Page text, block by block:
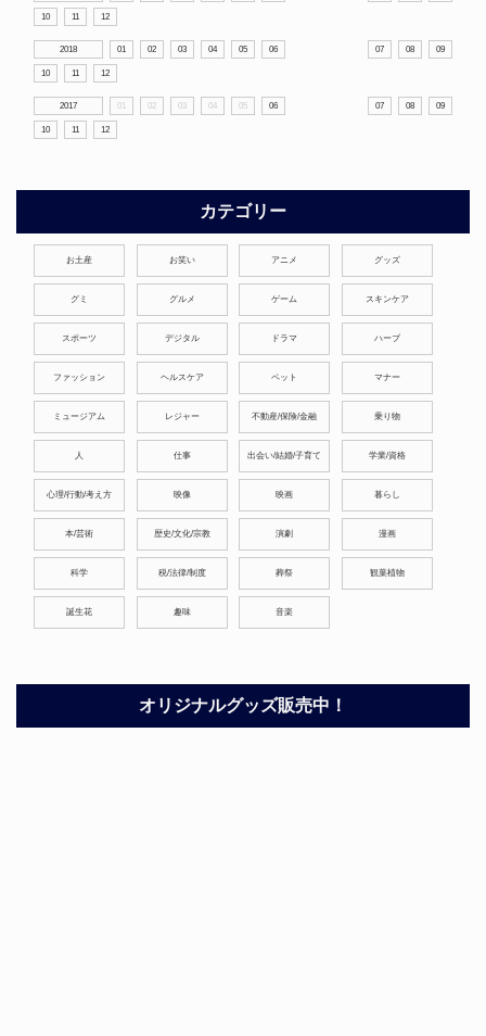
10 11 12
2018 01 02 03 04 05 06 07 08 09
10 11 12
2017 01 02 03 04 05 06 07 08 09
10 11 12
カテゴリー
お土産 お笑い アニメ グッズ
グミ グルメ ゲーム スキンケア
スポーツ デジタル ドラマ ハーブ
ファッション ヘルスケア ペット マナー
ミュージアム レジャー 不動産/保険/金融 乗り物
人 仕事 出会い/結婚/子育て 学業/資格
心理/行動/考え方 映像 映画 暮らし
本/芸術 歴史/文化/宗教 演劇 漫画
科学 税/法律/制度 葬祭 観葉植物
誕生花 趣味 音楽
オリジナルグッズ販売中！